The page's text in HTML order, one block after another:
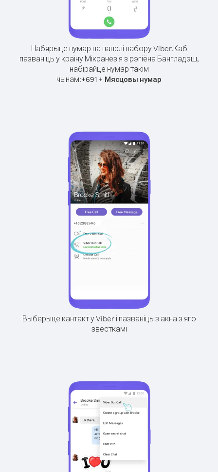
Набярыце нумар на панэлі набору Viber.Каб
пазваніць у краіну Мікранезія з рэгіёна Бангладэш,
набірайце нумар такім
чынам:+691 + Мясцовы нумар
Выберыце кантакт у Viber і пазваніць з акна з яго
звесткамі